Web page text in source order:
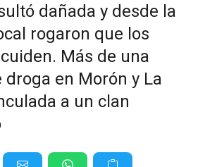
dañada y desde la
rogaron que los
Más de una
en Morón y La
a un clan